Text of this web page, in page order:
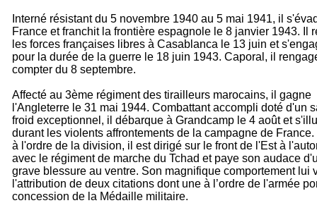
Interné résistant du 5 novembre 1940 au 5 mai 1941, il
France et franchit la frontière espagnole le 8 janvier 1943. Il
les forces françaises libres à Casablanca le 13 juin et
pour la durée de la guerre le 18 juin 1943. Caporal, il
compter du 8 septembre.
Affecté au 3ème régiment des tirailleurs marocains, il gagne
l'Angleterre le 31 mai 1944. Combattant accompli doté d'un
froid exceptionnel, il débarque à Grandcamp le 4 août et
durant les violents affrontements de la campagne de France.
à l'ordre de la division, il est dirigé sur le front de l'Est à
avec le régiment de marche du Tchad et paye son audace
grave blessure au ventre. Son magnifique comportement lui
l'attribution de deux citations dont une à l’ordre de l'armée
concession de la Médaille militaire.